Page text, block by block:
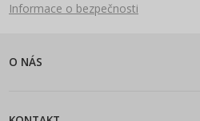
Informace o bezpečnosti
O NÁS